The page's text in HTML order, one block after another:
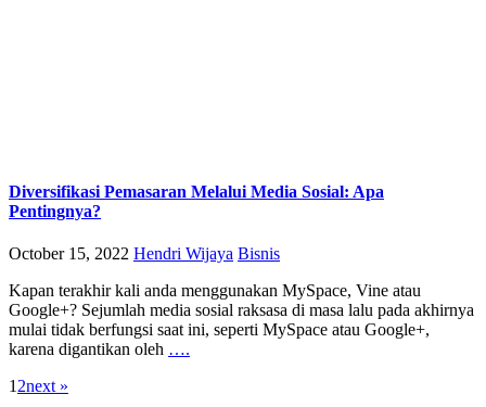
Diversifikasi Pemasaran Melalui Media Sosial: Apa
Pentingnya?
October 15, 2022 Hendri Wijaya Bisnis
Kapan terakhir kali anda menggunakan MySpace, Vine atau
Google+? Sejumlah media sosial raksasa di masa lalu pada akhirnya
mulai tidak berfungsi saat ini, seperti MySpace atau Google+,
karena digantikan oleh ….
1 2next »